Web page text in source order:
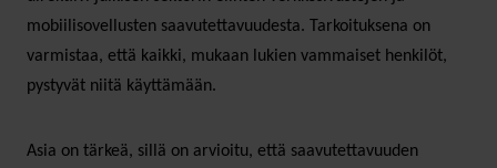
mobiilisovellusten saavutettavuudesta. Tarkoituksena on
varmistaa, että kaikki, mukaan lukien vammaiset henkilöt,
pystyvät niitä käyttämään.
Asia on tärkeä, sillä on arvioitu, että saavutettavuuden